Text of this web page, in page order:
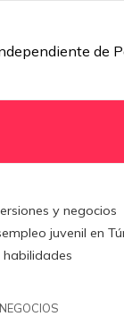
y negocios
juvenil en